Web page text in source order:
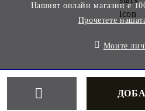
Нашият онлайн магазин е
Прочетете
Моите